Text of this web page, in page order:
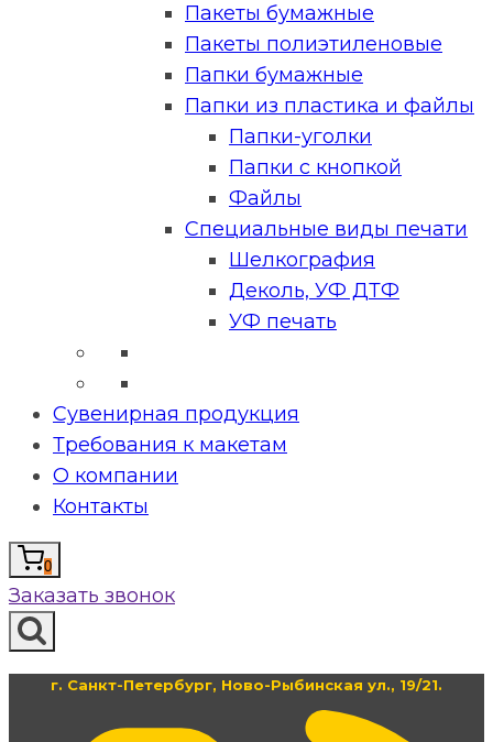
Пакеты бумажные
Пакеты полиэтиленовые
Папки бумажные
Папки из пластика и файлы
Папки-уголки
Папки с кнопкой
Файлы
Специальные виды печати
Шелкография
Деколь, УФ ДТФ
УФ печать
Сувенирная продукция
Требования к макетам
О компании
Контакты
0
Заказать звонок
г. Санкт-Петербург, Ново-Рыбинская ул., 19/21.